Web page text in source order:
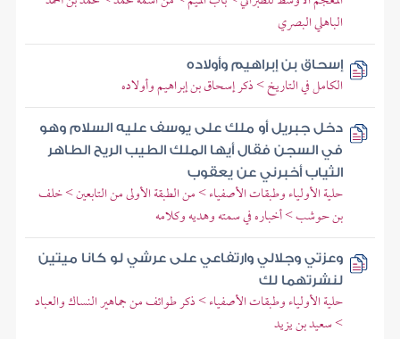
الباهلي البصري
إسحاق بن إبراهيم وأولاده
الكامل في التاريخ > ذكر إسحاق بن إبراهيم وأولاده
دخل جبريل أو ملك على يوسف عليه السلام وهو
في السجن فقال أيها الملك الطيب الريح الطاهر
الثياب أخبرني عن يعقوب
حلية الأولياء وطبقات الأصفياء > من الطبقة الأولى من التابعين > خلف
بن حوشب > أخباره في سمته وهديه وكلامه
وعزتي وجلالي وارتفاعي على عرشي لو كانا ميتين
لنشرتهما لك
حلية الأولياء وطبقات الأصفياء > ذكر طوائف من جماهير النساك والعباد
> سعيد بن يزيد